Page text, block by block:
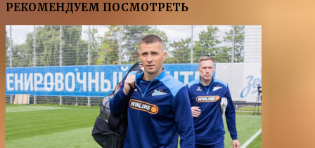
РЕКОМЕНДУЕМ ПОСМОТРЕТЬ